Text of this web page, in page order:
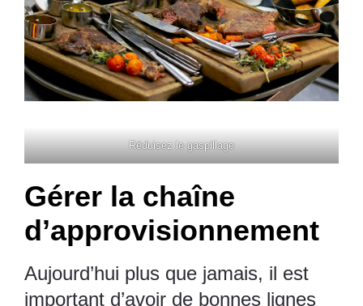
Réduisez le gaspillage
Gérer la chaîne
d’approvisionnement
Aujourd’hui plus que jamais, il est
important d’avoir de bonnes lignes